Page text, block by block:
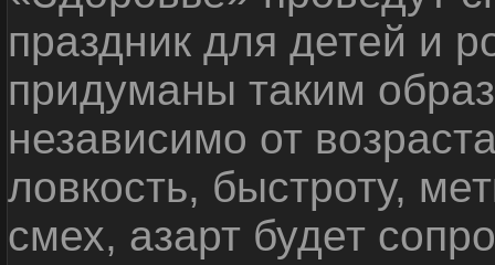
праздник для детей и
придуманы таким
независимо от
ловкость, быстроту,
смех, азарт будет